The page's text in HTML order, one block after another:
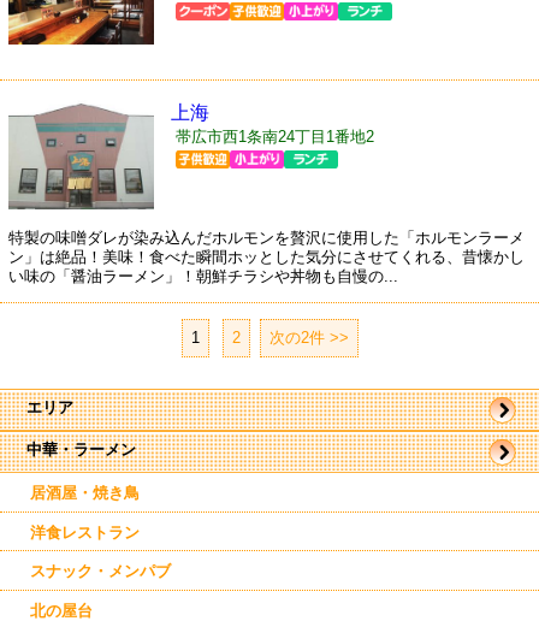
中華・ラーメン
居酒屋・焼き鳥
洋食レストラン
スナック・メンパブ
北の屋台
エリア
帯広市
駅周辺
駅近郊
西帯広
南帯広
音更
清水
士幌
新得
101号
上海
帯広市西1条南24丁目1番地2
特製の味噌ダレが染み込んだホルモンを贅沢に使用した「ホルモンラーメ
ン」は絶品！美味！食べた瞬間ホッとした気分にさせてくれる、昔懐かし
い味の「醤油ラーメン」！朝鮮チラシや丼物も自慢の...
1 | 2 次の2件 >>